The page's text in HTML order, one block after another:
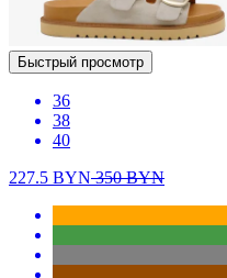
Быстрый просмотр
36
38
40
227.5 BYN350BYN